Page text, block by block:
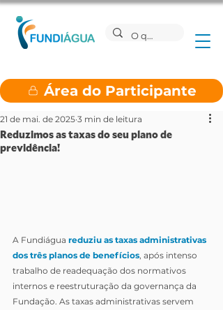
Área do Participante
Reduzimos as taxas do seu plano de
previdência!
21 de mai. de 2025 3 min de leitura
A Fundiágua reduziu as taxas administrativas
dos três planos de benefícios, após intenso
trabalho de readequação dos normativos
internos e reestruturação da governança da
Fundação. As taxas administrativas servem